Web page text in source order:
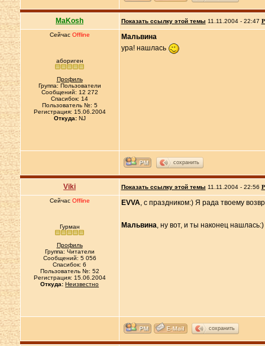
MaKosh Показать ссылку этой темы 11.11.2004 - 22:47
Сейчас Offline
абориген
Профиль
Группа: Пользователи
Сообщений: 12 272
Спасибок: 14
Пользователь №: 5
Регистрация: 15.06.2004
Откуда:NJ
Мальвина
ура! нашлась
сохранить
Viki Показать ссылку этой темы 11.11.2004 - 22:56
Сейчас Offline
Гурман
Профиль
Группа: Читатели
Сообщений: 5 056
Спасибок: 6
Пользователь №: 52
Регистрация: 15.06.2004
Откуда: Неизвестно
EVVA, с праздником:) Я рада твоему
Мальвина, ну вот, и ты наконец нашлась:)
сохранить